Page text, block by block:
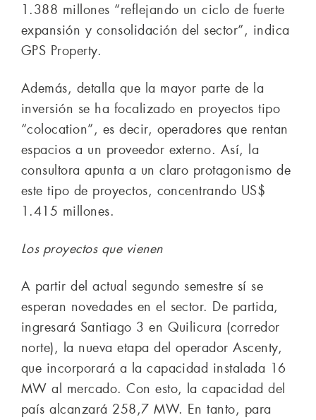
1.388 millones “reflejando un ciclo de fuerte
expansión y consolidación del sector”, indica
GPS Property.
Además, detalla que la mayor parte de la
inversión se ha focalizado en proyectos tipo
“colocation”, es decir, operadores que rentan
espacios a un proveedor externo. Así, la
consultora apunta a un claro protagonismo de
este tipo de proyectos, concentrando US$
1.415 millones.
Los proyectos que vienen
A partir del actual segundo semestre sí se
esperan novedades en el sector. De partida,
ingresará Santiago 3 en Quilicura (corredor
norte), la nueva etapa del operador Ascenty,
que incorporará a la capacidad instalada 16
MW al mercado. Con esto, la capacidad del
país alcanzará 258,7 MW. En tanto, para